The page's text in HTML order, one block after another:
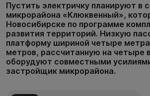
Пустить электричку планируют в
микрорайона «Клюквенный»,
Новосибирске по программе
развития территорий. Низкую
платформу шириной четыре
метров, рассчитанную на четыре
оборудуют совместными
застройщик микрорайона.